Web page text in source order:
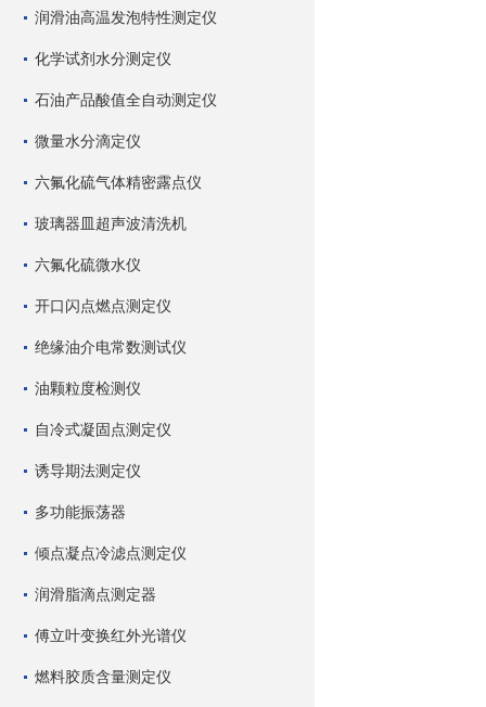
润滑油高温发泡特性测定仪
化学试剂水分测定仪
石油产品酸值全自动测定仪
微量水分滴定仪
六氟化硫气体精密露点仪
玻璃器皿超声波清洗机
六氟化硫微水仪
开口闪点燃点测定仪
绝缘油介电常数测试仪
油颗粒度检测仪
自冷式凝固点测定仪
诱导期法测定仪
多功能振荡器
倾点凝点冷滤点测定仪
润滑脂滴点测定器
傅立叶变换红外光谱仪
燃料胶质含量测定仪